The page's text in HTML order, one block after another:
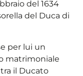
del 1634
del Duca di
per lui un
matrimoniale
il Ducato